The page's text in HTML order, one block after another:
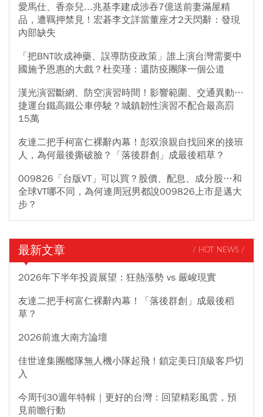
愛馬仕、香奈兒...兆基李建成涉吞7億送前妻滿屋精
品，遭羈押禁見！宏碁李文詳當董座才2天閃辭：發現
內部缺失
「把BNT吹成神藥、誤導防疫政策」誰上演台灣需要中
國施予恩惠的大戲？杜奕瑾：還防疫團隊一個公道
漢光演習斷網、防空演習時間！影響範圍、交通異動…
捷運台鐵高鐵公車停駛？城鎮韌性演習不配合最高罰
15萬
友達二把手柯富仁裸辭內幕！彭双浪親自找回來的接班
人，為何最後撕破臉？「落後群創」成最後稻草？
009826「台版VT」可以買？股價、配息、成分股…和
全球VT哪不同，為何連周冠男都說009826上市是邁大
步？
最新文章 / HOT NEWS /
2026年下半年投資展望：狂熱漲勢 vs 嚴峻現實
友達二把手柯富仁裸辭內幕！「落後群創」成最後稻
草？
2026前進大南方論壇
佳世達集團艦隊無人機小隊起飛！鎖定美日頂級客戶切
入
今周刊30週年特輯｜更好的台灣：回望精彩風雲，預
見前瞻行動